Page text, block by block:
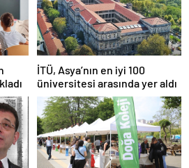
İTÜ, Asya’nın en iyi 100
üniversitesi arasında yer aldı